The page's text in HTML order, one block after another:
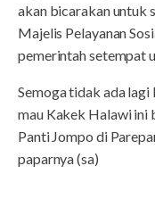
akan bicarakan untuk
Majelis Pelayanan
pemerintah setempat
Semoga tidak ada
mau Kakek Halawi ini
Panti Jompo di
paparnya (sa)